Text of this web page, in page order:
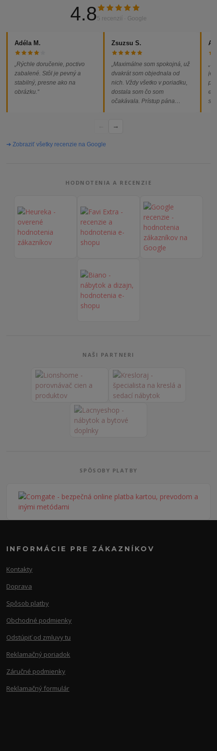
4.85 recenzií · Google
Adéla M.
„Rýchle doručenie, poctivo
zabalené. Stôl je pevný a
stabilný, presne ako na
obrázku.“
Zsuzsu S.
„Maximálne som spokojná, už
dvakrát som objednala od
nich. Vždy všetko v poriadku,
dostala som čo som
očakávala. Prístup pána
problémov. Vrele odporúčam!“
→
➔ Zobraziť všetky recenzie na Google
HODNOTENIA A RECENZIE
NAŠI PARTNERI
SPÔSOBY PLATBY
INFORMÁCIE PRE ZÁKAZNÍKOV
Kontakty
Doprava
Spôsob platby
Obchodné podmienky
Odstúpiť od zmluvy tu
Reklamačný poriadok
Záručné podmienky
Reklamačný formulár